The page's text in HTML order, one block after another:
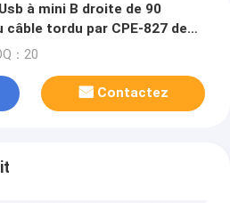
à mini B droite de 90
tordu par CPE-827 de
：20
Contactez